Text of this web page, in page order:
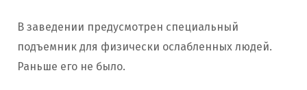
В заведении предусмотрен специальный
подъемник для физически ослабленных людей.
Раньше его не было.